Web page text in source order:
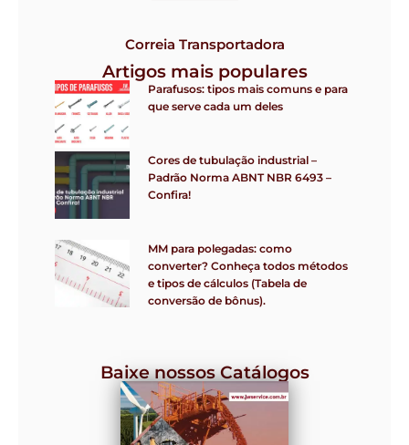
Correia Transportadora
Artigos mais populares
Parafusos: tipos mais comuns e para
que serve cada um deles
Cores de tubulação industrial –
Padrão Norma ABNT NBR 6493 –
Confira!
MM para polegadas: como
converter? Conheça todos métodos
e tipos de cálculos (Tabela de
conversão de bônus).
Baixe nossos Catálogos